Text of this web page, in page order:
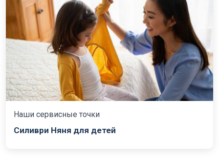
Наши сервисные точки
Силиври Няня для детей